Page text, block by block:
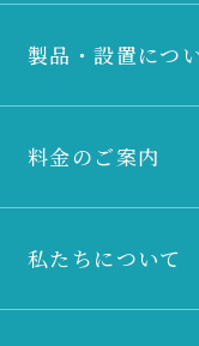
製品・設置につ
料金のご案内
私たちについて